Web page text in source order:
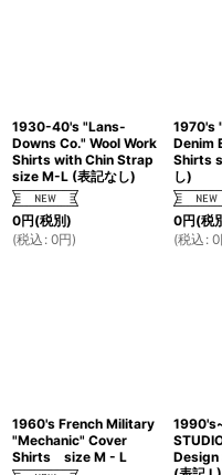
1930-40's "Lans-
Downs Co." Wool Work
Shirts with Chin Strap
size M-L (表記なし)
0円(税別)
(税込 : 0円)
1970's
Denim
Shirts
し)
0円(税
(税込 : 0
1960's French Military
"Mechanic" Cover
Shirts size M - L